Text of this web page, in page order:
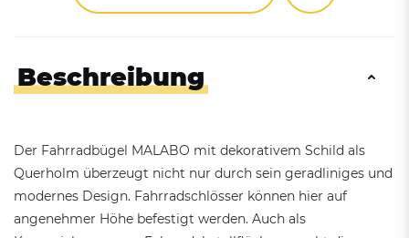
Beschreibung
Der Fahrradbügel MALABO mit dekorativem Schild als
Querholm überzeugt nicht nur durch sein geradliniges und
modernes Design. Fahrradschlösser können hier auf
angenehmer Höhe befestigt werden. Auch als